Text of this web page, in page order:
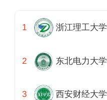
浙江理工大学
东北电力大学
西安财经大学